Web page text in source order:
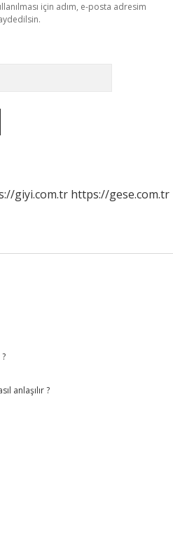
için adım, e-posta adresim
giyi.com.tr https://gese.com.tr
anlaşılır ?